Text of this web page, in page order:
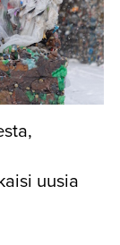
uusia